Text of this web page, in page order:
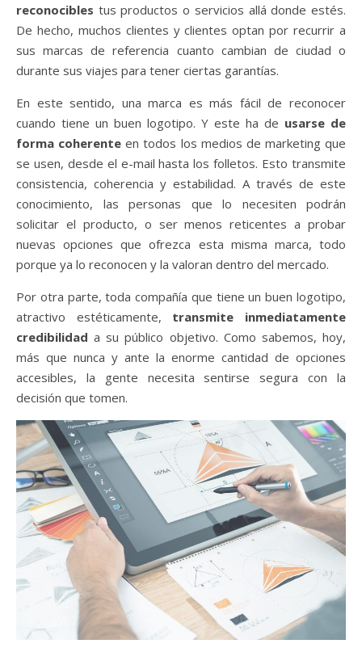
reconocibles tus productos o servicios allá donde estés.
De hecho, muchos clientes y clientes optan por recurrir a
sus marcas de referencia cuanto cambian de ciudad o
durante sus viajes para tener ciertas garantías.
En este sentido, una marca es más fácil de reconocer
cuando tiene un buen logotipo. Y este ha de usarse de
forma coherente en todos los medios de marketing que
se usen, desde el e-mail hasta los folletos. Esto transmite
consistencia, coherencia y estabilidad. A través de este
conocimiento, las personas que lo necesiten podrán
solicitar el producto, o ser menos reticentes a probar
nuevas opciones que ofrezca esta misma marca, todo
porque ya lo reconocen y la valoran dentro del mercado.
Por otra parte, toda compañía que tiene un buen logotipo,
atractivo estéticamente, transmite inmediatamente
credibilidad a su público objetivo. Como sabemos, hoy,
más que nunca y ante la enorme cantidad de opciones
accesibles, la gente necesita sentirse segura con la
decisión que tomen.